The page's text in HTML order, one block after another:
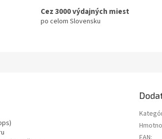
Cez 3000 výdajných miest
po celom Slovensku